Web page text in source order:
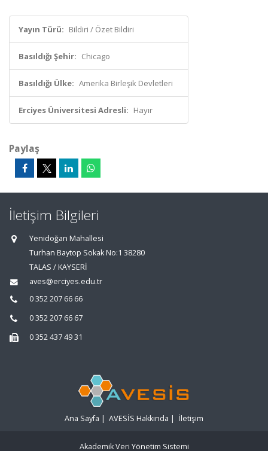
Yayın Türü: Bildiri / Özet Bildiri
Basıldığı Şehir: Chicago
Basıldığı Ülke: Amerika Birleşik Devletleri
Erciyes Üniversitesi Adresli: Hayır
Paylaş
İletişim Bilgileri
Yenidoğan Mahallesi
Turhan Baytop Sokak No:1 38280
TALAS / KAYSERİ
aves@erciyes.edu.tr
0 352 207 66 66
0 352 207 66 67
0 352 437 49 31
Ana Sayfa | AVESİS Hakkında | İletişim
Akademik Veri Yönetim Sistemi